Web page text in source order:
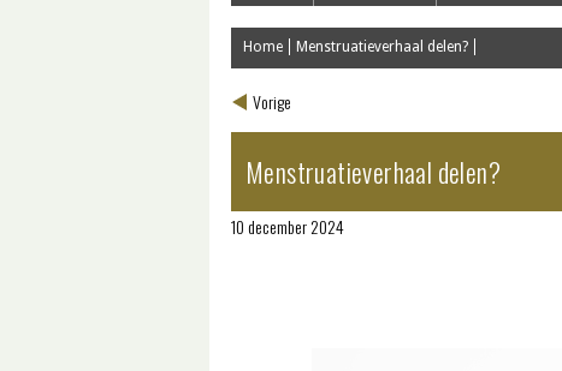
Home Menstruatieverhaal delen?
Vorige
Menstruatieverhaal delen?
10 december 2024